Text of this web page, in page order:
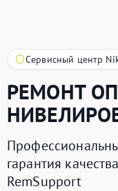
Сервисный центр
РЕМОНТ
гарантия
RemSupport